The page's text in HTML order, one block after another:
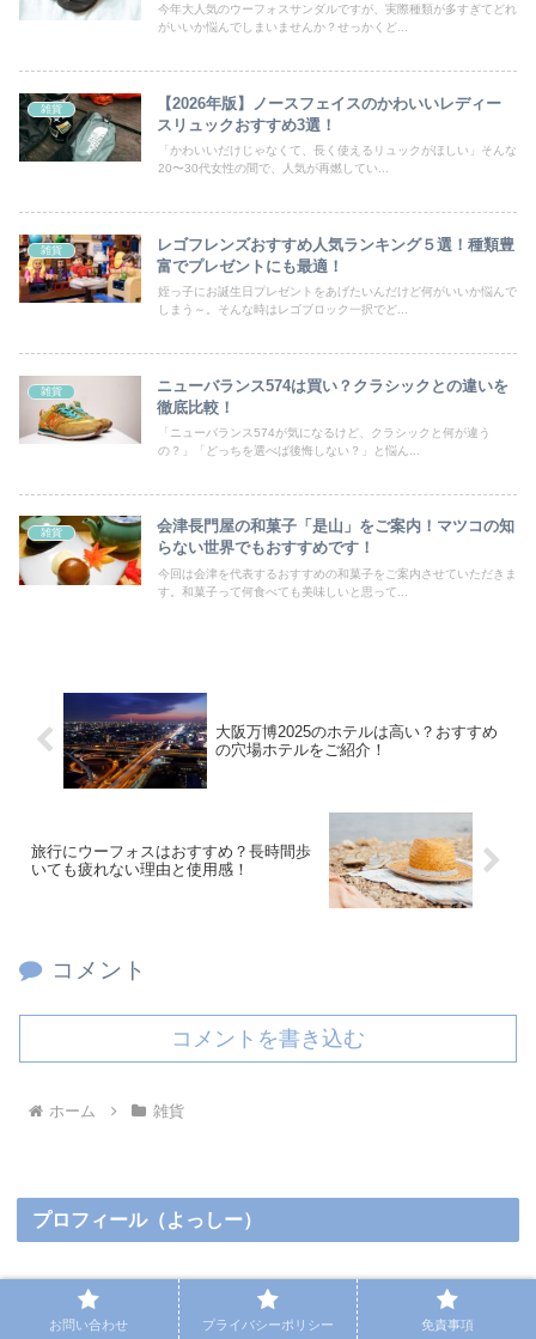
今年大人気のウーフォスサンダルですが、実際種類が多すぎてどれ
がいいか悩んでしまいませんか？せっかくど...
雑貨
【2026年版】ノースフェイスのかわいいレディー
スリュックおすすめ3選！
「かわいいだけじゃなくて、長く使えるリュックがほしい」そんな
20〜30代女性の間で、人気が再燃してい...
雑貨
レゴフレンズおすすめ人気ランキング５選！種類豊
富でプレゼントにも最適！
姪っ子にお誕生日プレゼントをあげたいんだけど何がいいか悩んで
しまう～。そんな時はレゴブロック一択でど...
雑貨
ニューバランス574は買い？クラシックとの違いを
徹底比較！
「ニューバランス574が気になるけど、クラシックと何が違う
の？」「どっちを選べば後悔しない？」と悩ん...
雑貨
会津長門屋の和菓子「是山」をご案内！マツコの知
らない世界でもおすすめです！
今回は会津を代表するおすすめの和菓子をご案内させていただきま
す。和菓子って何食べても美味しいと思って...
大阪万博2025のホテルは高い？おすすめ
の穴場ホテルをご紹介！
旅行にウーフォスはおすすめ？長時間歩
いても疲れない理由と使用感！
コメント
コメントを書き込む
ホーム 雑貨
プロフィール（よっしー）
お問い合わせ プライバシーポリシー 免責事項